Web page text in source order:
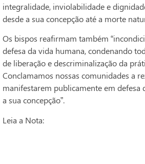
integralidade, inviolabilidade e
desde a sua concepção até a morte
Os bispos reafirmam também
defesa da vida humana, condenando
de liberação e descriminalização da
Conclamamos nossas comunidades a
manifestarem publicamente em defesa
a sua concepção”.
Leia a Nota: